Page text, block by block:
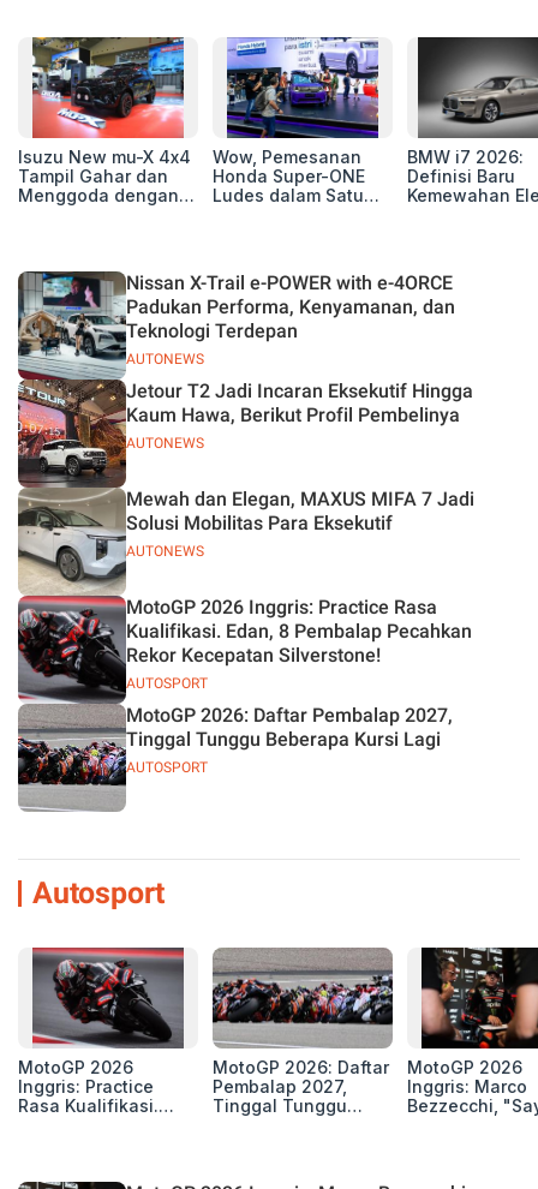
Isuzu New mu-X 4x4
Tampil Gahar dan
Menggoda dengan
Wow, Pemesanan
Honda Super-ONE
Ludes dalam Satu
BMW i7 2026:
Definisi Baru
Kemewahan
AUTONEWS
Nissan X-Trail e-POWER with e-4ORCE
Padukan Performa, Kenyamanan, dan
Teknologi Terdepan
AUTONEWS
Jetour T2 Jadi Incaran Eksekutif Hingga
Kaum Hawa, Berikut Profil Pembelinya
AUTONEWS
Mewah dan Elegan, MAXUS MIFA 7 Jadi
Solusi Mobilitas Para Eksekutif
AUTOSPORT
MotoGP 2026 Inggris: Practice Rasa
Kualifikasi. Edan, 8 Pembalap Pecahkan
Rekor Kecepatan Silverstone!
AUTOSPORT
MotoGP 2026: Daftar Pembalap 2027,
Tinggal Tunggu Beberapa Kursi Lagi
Autosport
MotoGP 2026
Inggris: Practice
Rasa Kualifikasi.
Silverstone!
MotoGP 2026: Daftar
Pembalap 2027,
Tinggal Tunggu
MotoGP 2026
Inggris: Marco
Bezzecchi,